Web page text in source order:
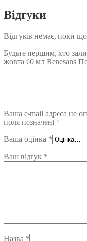
Відгуки
Відгуків немає, поки
Будьте першим, хто
жовта 60 мл Renesans
Ваша e-mail адреса не
поля позначені *
Ваша оцінка *
Ваш відгук *
Назва *